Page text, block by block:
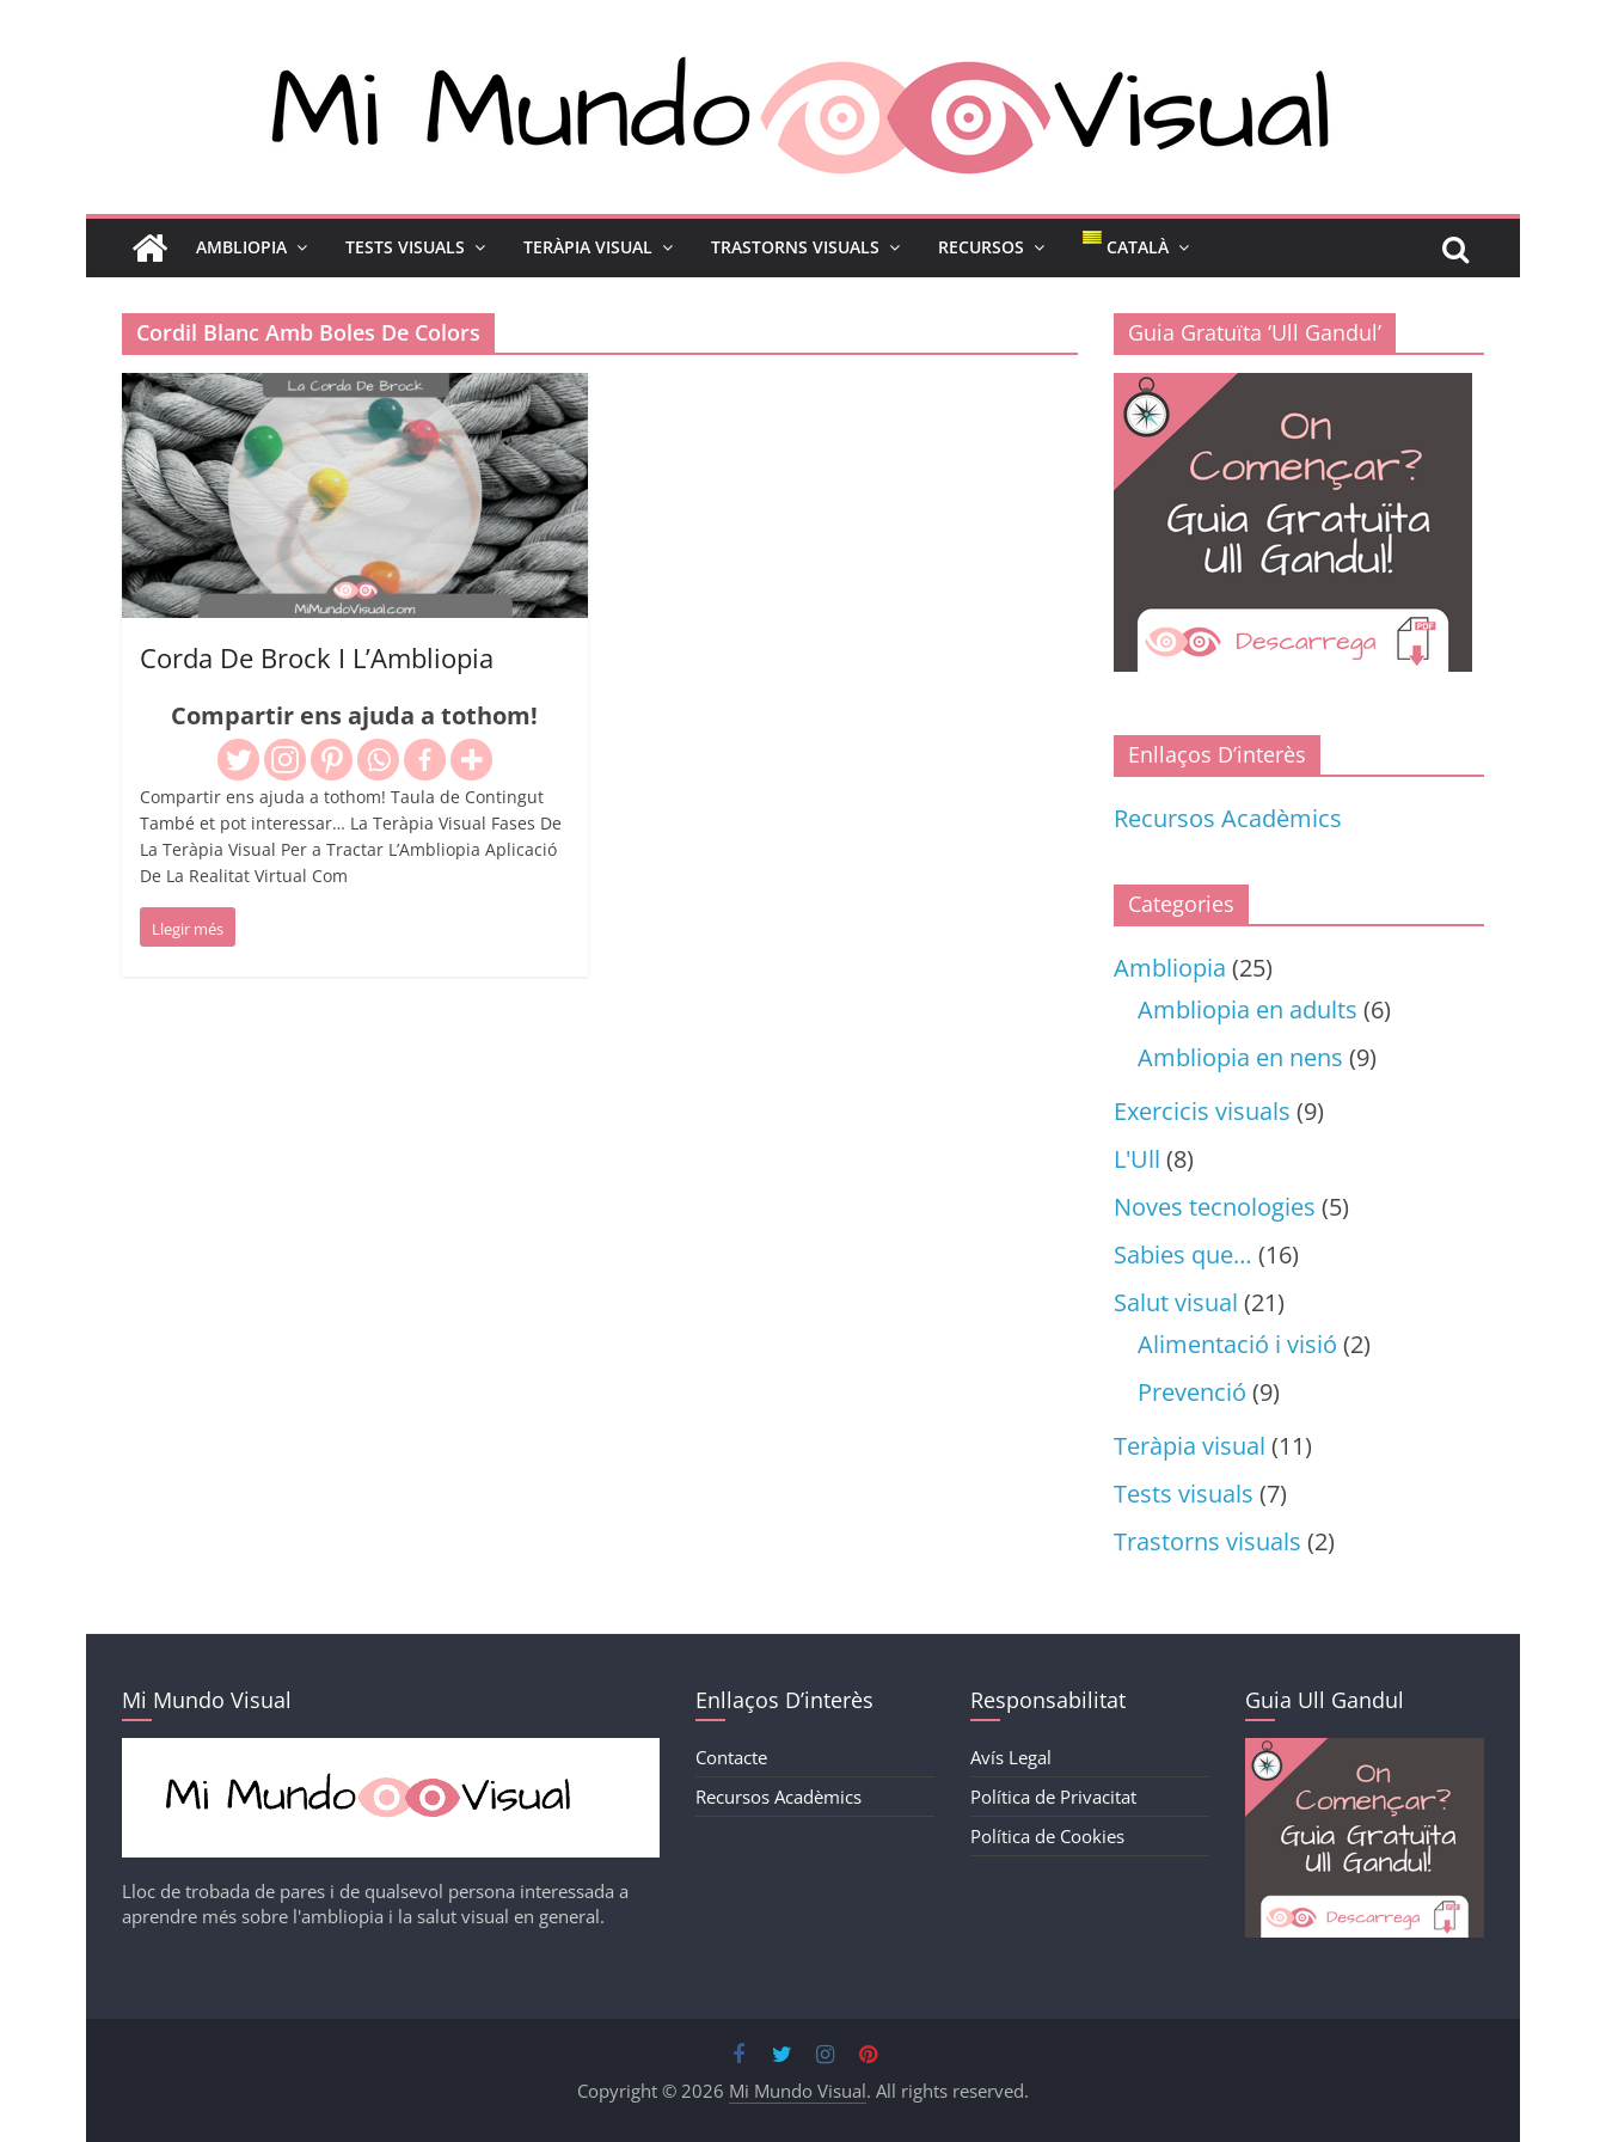
AMBLIOPIA TESTS VISUALS TERÀPIA VISUAL TRASTORNS VISUALS RECURSOS CATALÀ
Cordil Blanc Amb Boles De Colors
Corda De Brock I L’Ambliopia
Compartir ens ajuda a tothom!
Compartir ens ajuda a tothom! Taula de Contingut
També et pot interessar… La Teràpia Visual Fases De
La Teràpia Visual Per a Tractar L’Ambliopia Aplicació
De La Realitat Virtual Com
Llegir més
Guia Gratuïta ‘Ull Gandul’
Enllaços D’interès
Recursos Acadèmics
Categories
Ambliopia (25)
Ambliopia en adults (6)
Ambliopia en nens (9)
Exercicis visuals (9)
L'Ull (8)
Noves tecnologies (5)
Sabies que… (16)
Salut visual (21)
Alimentació i visió (2)
Prevenció (9)
Teràpia visual (11)
Tests visuals (7)
Trastorns visuals (2)
Mi Mundo Visual
Lloc de trobada de pares i de qualsevol persona interessada a
aprendre més sobre l'ambliopia i la salut visual en general.
Enllaços D’interès
Contacte
Recursos Acadèmics
Responsabilitat
Avís Legal
Política de Privacitat
Política de Cookies
Guia Ull Gandul
Copyright © 2026 Mi Mundo Visual. All rights reserved.